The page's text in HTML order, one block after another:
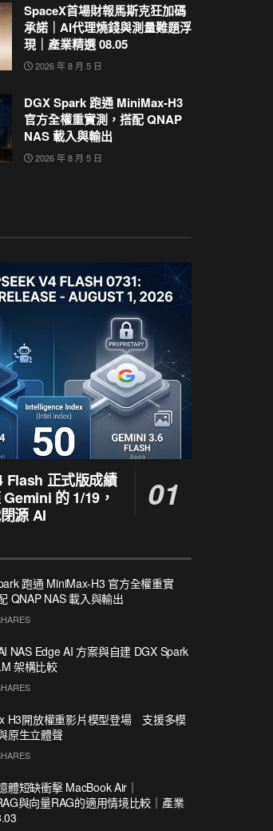
SpaceX首場財報馬斯克狂加碼
承諾｜AI代理燒錢與測量難題浮
現｜產業精選 08.05
2026 年 8 月 5 日
DGX Spark 跑通 MiniMax-H3
官方全權重實測，搭配 QNAP
NAS 載入與輸出
2026 年 8 月 5 日
Flash 正式版成績
的 1/19，
源 AI
跑通 MiniMax-H3 官方全權重實
QNAP NAS 載入與輸出
NAS Edge AI 方案與自建 DGX Spark
架構比較
H3開放權重影片模型登場 支援多模
原生立體聲
體短缺衝擊 MacBook Air｜
與向量RAG的適用情境比較｜產業